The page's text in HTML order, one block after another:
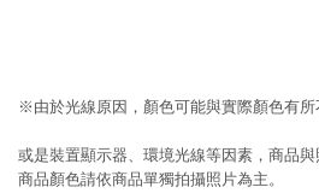
※由於光線原因，顏色可能與實際顏色有所
或是裝置顯示器、環境光線等因素，商品與
商品顏色請依商品單獨拍攝照片為主。